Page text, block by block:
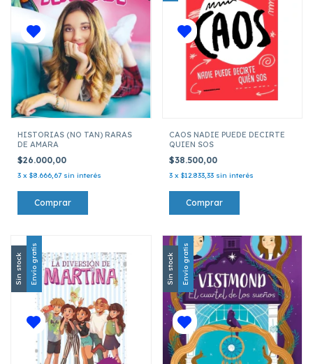
HISTORIAS (NO TAN) RARAS
DE AMARA
$26.000,00
3 x $8.666,67 sin interés
CAOS NADIE PUEDE DECIRTE
QUIEN SOS
$38.500,00
3 x $12.833,33 sin interés
Sin stock Envío gratis Sin stock Envío gratis